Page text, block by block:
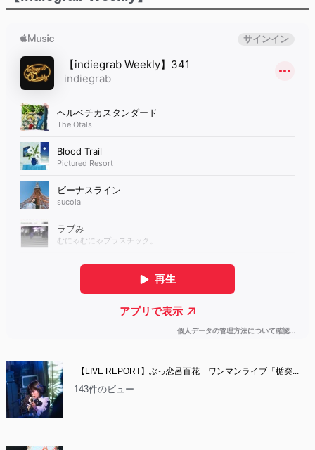
【LIVE REPORT】ぶっ恋呂百花　ワンマンライブ「楯突...
143件のビュー